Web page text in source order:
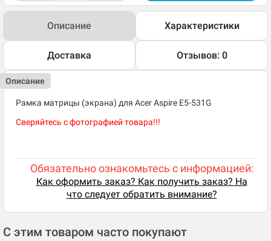
Описание Характеристики
Доставка Отзывов: 0
Описание
Рамка матрицы (экрана) для Acer Aspire E5-531G
Сверяйтесь с фотографией товара!!!
Обязательно ознакомьтесь с информацией:
Как оформить заказ? Как получить заказ? На
что следует обратить внимание?
С этим товаром часто покупают